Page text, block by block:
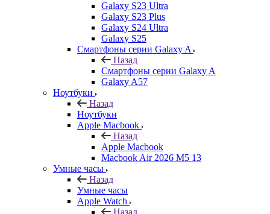
Galaxy S23 Ultra
Galaxy S23 Plus
Galaxy S24 Ultra
Galaxy S25
Смартфоны серии Galaxy A
Назад
Смартфоны серии Galaxy A
Galaxy A57
Ноутбуки
Назад
Ноутбуки
Apple Macbook
Назад
Apple Macbook
Macbook Air 2026 M5 13
Умные часы
Назад
Умные часы
Apple Watch
Назад